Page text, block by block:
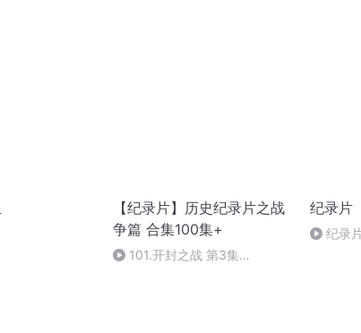
【纪录片】历史纪录片之战
争篇 合集100集+
101.开封之战 第3集
纪录片
纪录